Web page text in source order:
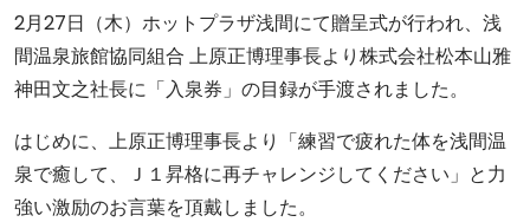
2月27日（木）ホットプラザ浅間にて贈呈式が行われ、浅
間温泉旅館協同組合 上原正博理事長より株式会社松本山雅
神田文之社長に「入泉券」の目録が手渡されました。
はじめに、上原正博理事長より「練習で疲れた体を浅間温
泉で癒して、Ｊ１昇格に再チャレンジしてください」と力
強い激励のお言葉を頂戴しました。